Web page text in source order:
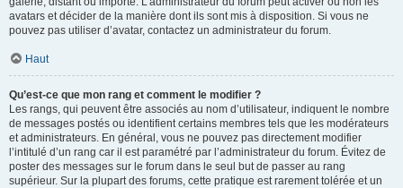
avatars et décider de la manière dont ils sont mis à disposition. Si vous ne
pouvez pas utiliser d’avatar, contactez un administrateur du forum.
Haut
Qu’est-ce que mon rang et comment le modifier ?
Les rangs, qui peuvent être associés au nom d’utilisateur, indiquent le nombre
de messages postés ou identifient certains membres tels que les modérateurs
et administrateurs. En général, vous ne pouvez pas directement modifier
l’intitulé d’un rang car il est paramétré par l’administrateur du forum. Évitez de
poster des messages sur le forum dans le seul but de passer au rang
supérieur. Sur la plupart des forums, cette pratique est rarement tolérée et un